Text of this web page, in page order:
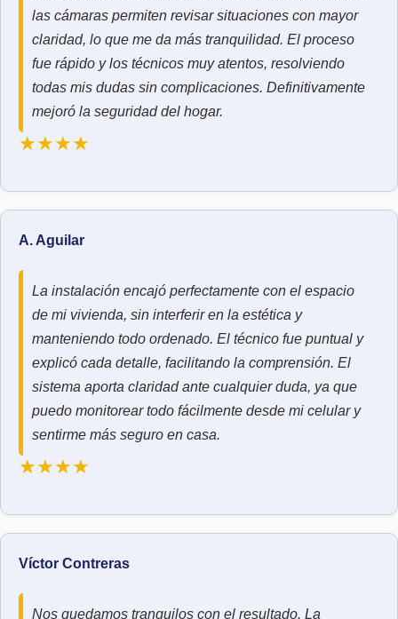
las cámaras permiten revisar situaciones con mayor
claridad, lo que me da más tranquilidad. El proceso
fue rápido y los técnicos muy atentos, resolviendo
todas mis dudas sin complicaciones. Definitivamente
mejoró la seguridad del hogar.
★★★★
A. Aguilar
La instalación encajó perfectamente con el espacio
de mi vivienda, sin interferir en la estética y
manteniendo todo ordenado. El técnico fue puntual y
explicó cada detalle, facilitando la comprensión. El
sistema aporta claridad ante cualquier duda, ya que
puedo monitorear todo fácilmente desde mi celular y
sentirme más seguro en casa.
★★★★
Víctor Contreras
Nos quedamos tranquilos con el resultado. La